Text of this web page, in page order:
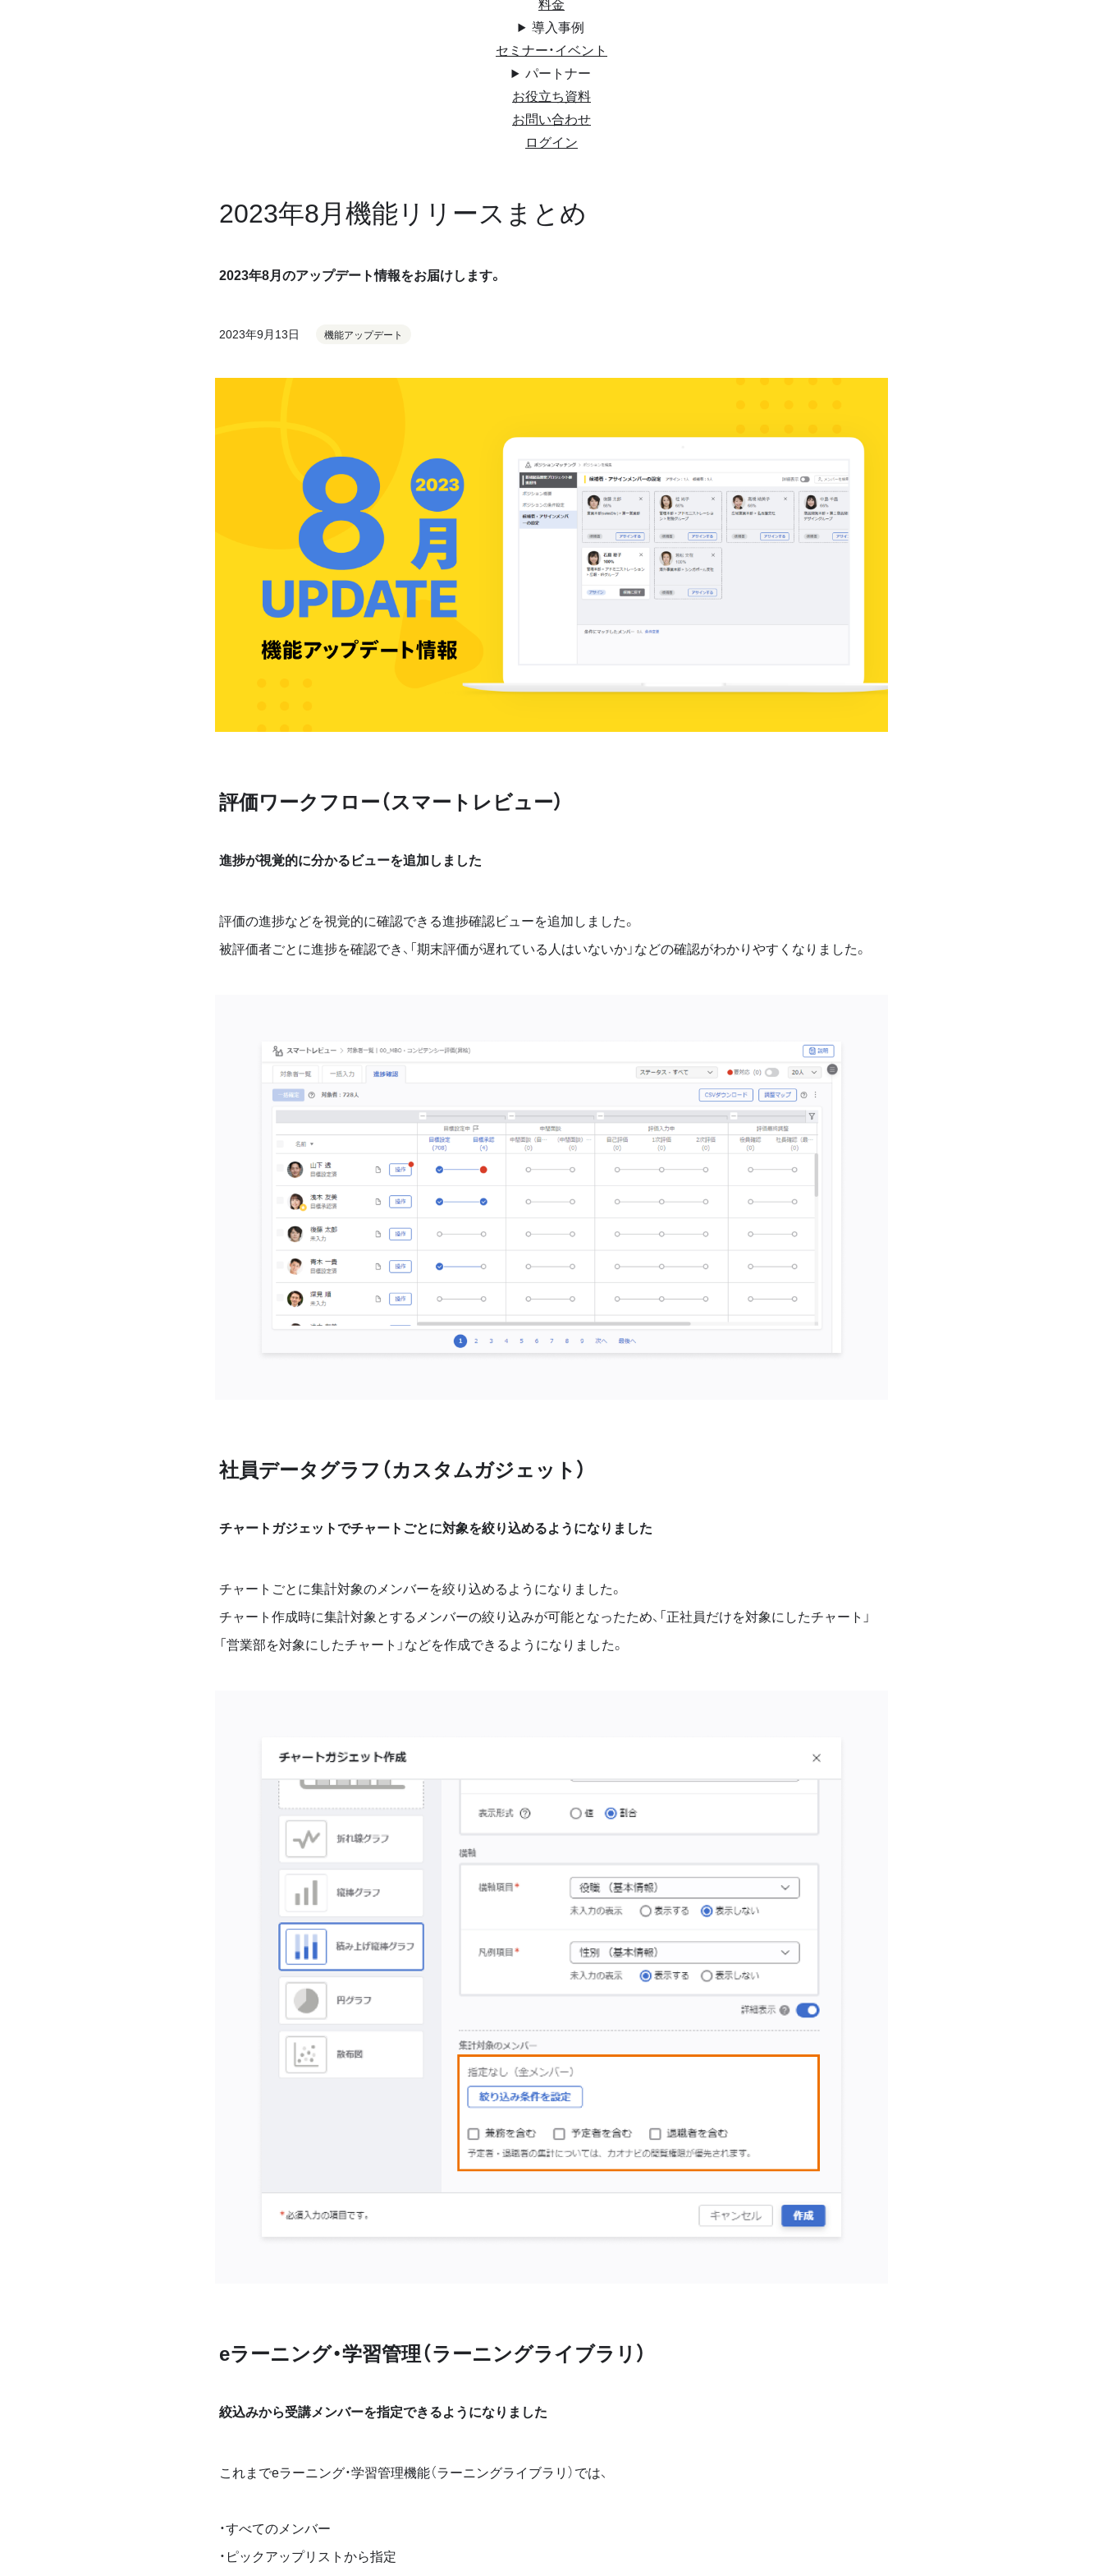
導入事例
セミナー・イベント
パートナー
お役立ち資料
お問い合わせ
ログイン
2023年8月機能リリースまとめ
2023年8月のアップデート情報をお届けします。
2023年9月13日 機能アップデート
評価ワークフロー（スマートレビュー）
進捗が視覚的に分かるビューを追加しました
評価の進捗などを視覚的に確認できる進捗確認ビューを追加しました。
被評価者ごとに進捗を確認でき、「期末評価が遅れている人はいないか」などの確認がわかりやすくなりました。
社員データグラフ（カスタムガジェット）
チャートガジェットでチャートごとに対象を絞り込めるようになりました
チャートごとに集計対象のメンバーを絞り込めるようになりました。
チャート作成時に集計対象とするメンバーの絞り込みが可能となったため、「正社員だけを対象にしたチャート」
「営業部を対象にしたチャート」などを作成できるようになりました。
eラーニング・学習管理（ラーニングライブラリ）
絞込みから受講メンバーを指定できるようになりました
これまでeラーニング・学習管理機能（ラーニングライブラリ）では、
・すべてのメンバー
・ピックアップリストから指定